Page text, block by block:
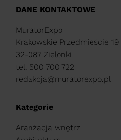
DANE KONTAKTOWE
MuratorExpo
Krakowskie Przedmieście 19
32-087 Zielonki
tel. 500 700 722
redakcja@muratorexpo.pl
Kategorie
Aranżacja wnętrz